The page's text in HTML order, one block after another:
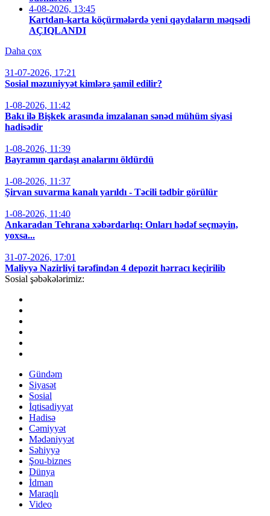
4-08-2026, 13:45
Kartdan-karta köçürmələrdə yeni qaydaların məqsədi
AÇIQLANDI
Daha çox
31-07-2026, 17:21
Sosial məzuniyyət kimlərə şamil edilir?
1-08-2026, 11:42
Bakı ilə Bişkek arasında imzalanan sənəd mühüm siyasi
hadisədir
1-08-2026, 11:39
Bayramın qardaşı analarını öldürdü
1-08-2026, 11:37
Şirvan suvarma kanalı yarıldı - Təcili tədbir görülür
1-08-2026, 11:40
Ankaradan Tehrana xəbərdarlıq: Onları hədəf seçməyin,
yoxsa...
31-07-2026, 17:01
Maliyyə Nazirliyi tərəfindən 4 depozit hərracı keçirilib
Sosial şəbəkələrimiz:
Gündəm
Siyasət
Sosial
İqtisadiyyat
Hadisə
Cəmiyyət
Mədəniyyət
Səhiyyə
Şou-biznes
Dünya
İdman
Maraqlı
Video